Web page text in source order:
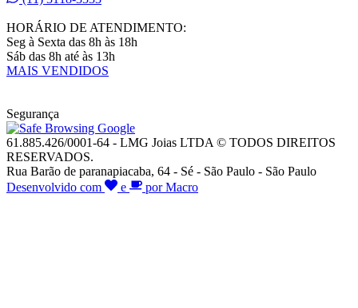
HORÁRIO DE ATENDIMENTO:
Seg à Sexta das 8h às 18h
Sáb das 8h até às 13h
MAIS VENDIDOS
Segurança
61.885.426/0001-64 - LMG Joias LTDA © TODOS DIREITOS
RESERVADOS.
Rua Barão de paranapiacaba, 64 - Sé - São Paulo - São Paulo
Desenvolvido com
e por Macro